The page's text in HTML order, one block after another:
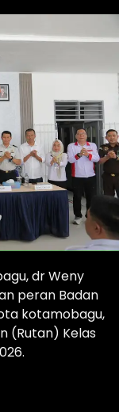
dr Weny
peran Badan
kotamobagu,
(Rutan) Kelas